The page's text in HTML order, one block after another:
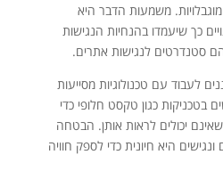
משמעות הדבר היא
כך שיעמדו בהנחיות הנגישות
לעבוד עם טכנולוגיות מסייעות
בטכניקות כגון טקסט חלופי כדי
יכולים לראות אותן. הבטחה
היא חיונית כדי לספק חוויה